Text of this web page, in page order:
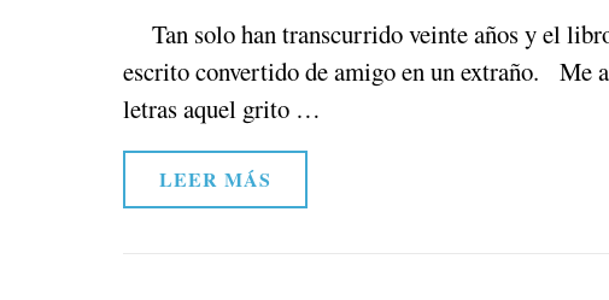
Tan solo han transcurrido veinte años y el
escrito convertido de amigo en un extraño. Me
letras aquel grito …
LEER MÁS